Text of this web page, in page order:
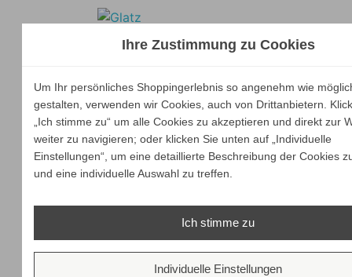
Ihre Zustimmung zu Cookies
Um Ihr persönliches Shoppingerlebnis so angenehm wie
gestalten, verwenden wir Cookies, auch von Drittanbietern.
„Ich stimme zu“ um alle Cookies zu akzeptieren und direkt zur
weiter zu navigieren; oder klicken Sie unten auf „Individuelle
Einstellungen“, um eine detaillierte Beschreibung der Cookies
und eine individuelle Auswahl zu treffen.
Ich stimme zu
Individuelle Einstellungen